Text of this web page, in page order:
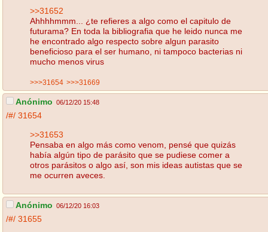
>>31652
Ahhhhmmm... ¿te refieres a algo como el capitulo de
futurama? En toda la bibliografia que he leido nunca me
he encontrado algo respecto sobre algun parasito
beneficioso para el ser humano, ni tampoco bacterias ni
mucho menos virus
>>>31654 >>>31669
Anónimo 06/12/20 15:48
/#/ 31654
>>31653
Pensaba en algo más como venom, pensé que quizás
había algún tipo de parásito que se pudiese comer a
otros parásitos o algo así, son mis ideas autistas que se
me ocurren aveces.
Anónimo 06/12/20 16:03
/#/ 31655